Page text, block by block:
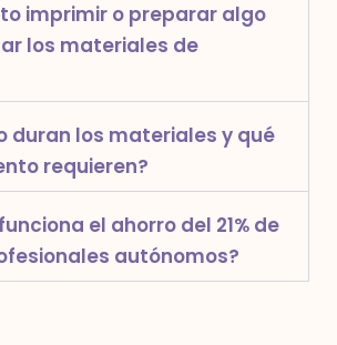
imprimir o preparar algo
los materiales de
duran los materiales y qué
requieren?
el ahorro del 21% de
autónomos?